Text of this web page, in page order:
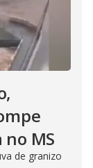
MS
de granizo